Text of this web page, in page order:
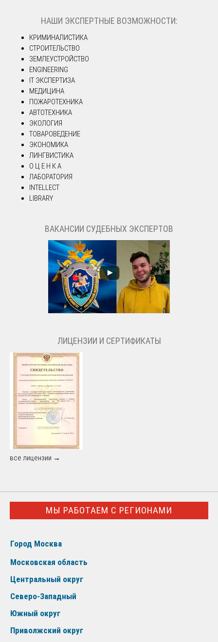
НАШИ ЭКСПЕРТНЫЕ ВОЗМОЖНОСТИ:
КРИМИНАЛИСТИКА
СТРОИТЕЛЬСТВО
ЗЕМЛЕУСТРОЙСТВО
ENGINEERING
IT ЭКСПЕРТИЗА
МЕДИЦИНА
ПОЖАРОТЕХНИКА
АВТОТЕХНИКА
ЭКОЛОГИЯ
ТОВАРОВЕДЕНИЕ
ЭКОНОМИКА
ЛИНГВИСТИКА
О Ц Е Н К А
ЛАБОРАТОРИЯ
INTELLECT
LIBRARY
ВАКАНСИИ СУДЕБНЫХ ЭКСПЕРТОВ
ЛИЦЕНЗИИ И СЕРТИФИКАТЫ
все лицензии →
МЫ РАБОТАЕМ С РЕГИОНАМИ
Город Москва
Московская область
Центральный округ
Северо-Западный
Южный округ
Приволжский округ